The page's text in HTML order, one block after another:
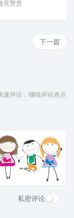
意赞赏
下一篇
速评论，继续评论表示
私密评论